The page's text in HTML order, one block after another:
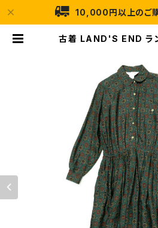
10,000円以上のご
古着 LAND'S END ラ